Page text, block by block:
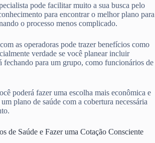
pode facilitar muito a sua busca pelo
para encontrar o melhor plano para
o processo menos complicado.
as operadoras pode trazer benefícios como
verdade se você planear incluir
fechando para um grupo, como funcionários de
poderá fazer uma escolha mais econômica e
plano de saúde com a cobertura necessária
de Saúde e Fazer uma Cotação Consciente